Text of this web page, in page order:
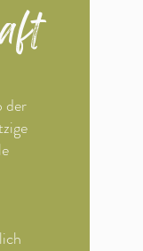
der